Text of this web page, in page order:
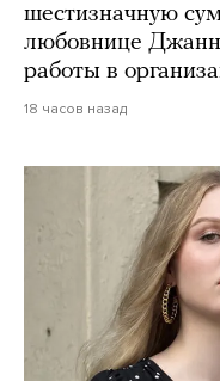
шестизначную
любовнице
работы в
18 часов назад